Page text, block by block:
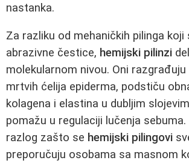
nastanka.
Za razliku od mehaničkih pilinga koji
abrazivne čestice, hemijski pilinzi
molekularnom nivou. Oni
mrtvih ćelija epiderma, podstiču
kolagena i elastina u dubljim
pomažu u regulaciji lučenja
razlog zašto se hemijski pilingovi
preporučuju osobama sa masnom